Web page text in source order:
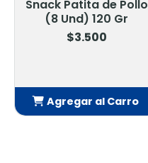
Snack Patita de Pollo
(8 Und) 120 Gr
$3.500
Agregar al Carro